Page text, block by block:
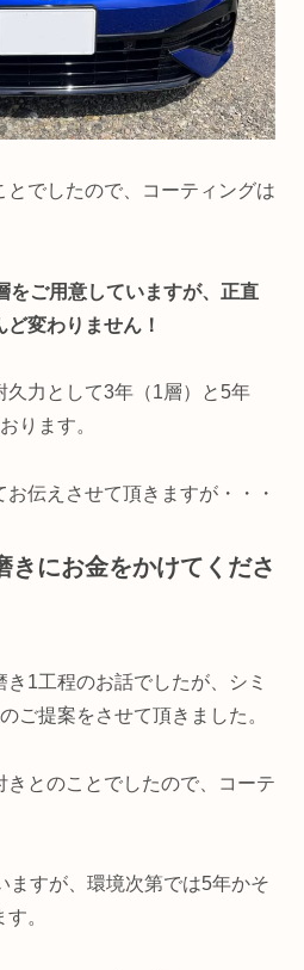
でしたので、コーティングは
をご用意していますが、正直
変わりません！
久力として3年（1層）と5年
ります。
伝えさせて頂きますが・・・
きにお金をかけてくださ
1工程のお話でしたが、シミ
ご提案をさせて頂きました。
きとのことでしたので、コーテ
ますが、環境次第では5年かそ
。